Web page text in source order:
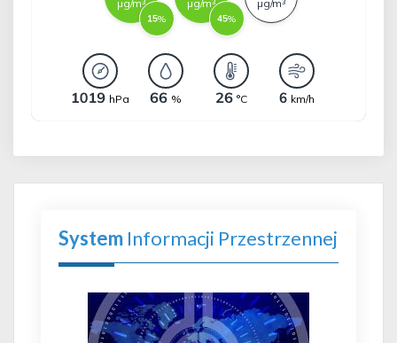
System Informacji Przestrzennej